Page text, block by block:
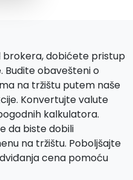
brokera, dobićete pristup
Budite obavešteni o
na tržištu putem naše
Konvertujte valute
kalkulatora.
da biste dobili
na tržištu. Poboljšajte
cena pomoću